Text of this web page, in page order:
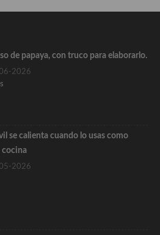
de papaya, con truco para elaborarlo.
2026
se calienta cuando lo usas como
cocina
2026